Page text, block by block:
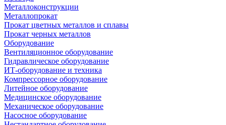
Металлоконструкции
Металлопрокат
Прокат цветных металлов и сплавы
Прокат черных металлов
Оборудование
Вентиляционное оборудование
Гидравлическое оборудование
ИТ-оборудование и техника
Компрессорное оборудование
Литейное оборудование
Медицинское оборудование
Механическое оборудование
Насосное оборудование